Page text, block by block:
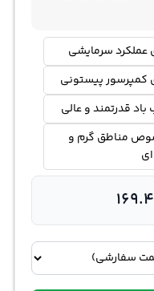
عملکرد سرمایشی
کمپرسور پیستونی
باد قدرتمند و عالی
مناطق گرم و